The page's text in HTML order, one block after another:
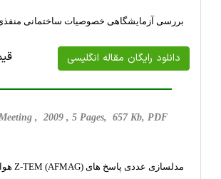
بررسی آزمایشگاهی خصوصیات ساختمانی
دانلود رایگان مقاله انگلیسی
, 2009 , 5 Pages, 657 Kb, PDF
مدلسازی عددی پاسخ های (Z-TEM (AFMAG هوایی برای راهنمایی روش های اکتشاف